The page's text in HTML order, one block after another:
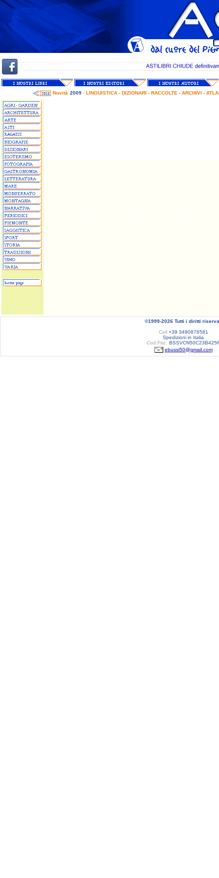
Novità 2009 - LINGUISTICA - DIZIONARI - RACCOLTE - ARCHIVI -
©1999-2026 Tutti i diritti
Cell+39 3490876581
Spedizioni in Italia
Cod.Fisc.
ebussi50@gmail.com